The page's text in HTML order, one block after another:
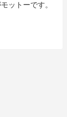
ットーです。